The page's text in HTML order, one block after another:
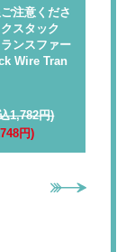
ご注意くださ
スタック
ンスファー
Wire Tran
1,782円)
円)